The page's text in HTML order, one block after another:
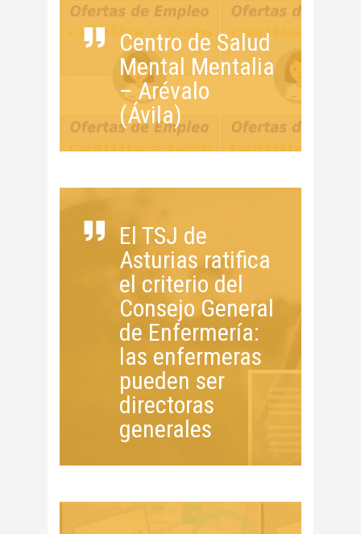
Centro de Salud
Mental Mentalia
– Arévalo
(Ávila)
El TSJ de
Asturias ratifica
el criterio del
Consejo General
de Enfermería:
las enfermeras
pueden ser
directoras
generales